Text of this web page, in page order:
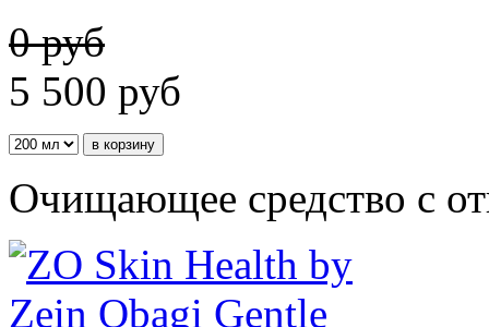
0 руб
5 500 руб
Очищающее средство с